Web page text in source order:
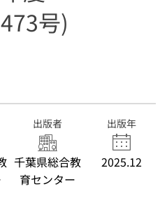
号)
出版者
千葉県総合教
育センター
出版年
2025.12